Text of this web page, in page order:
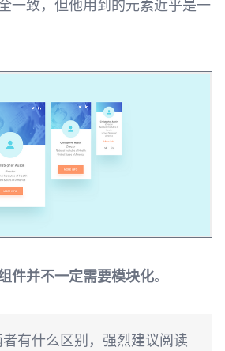
一致，但他用到的元素近乎是一
件并不一定需要模块化。
有什么区别，强烈建议阅读